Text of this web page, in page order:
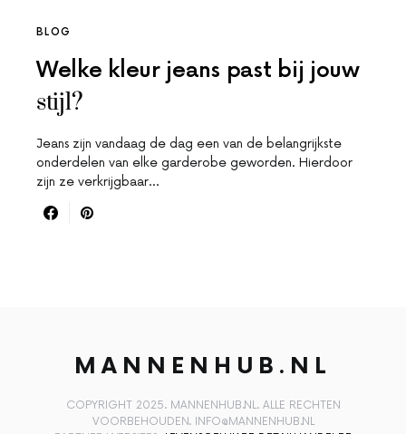
BLOG
Welke kleur jeans past bij jouw
stijl?
Jeans zijn vandaag de dag een van de belangrijkste
onderdelen van elke garderobe geworden. Hierdoor
zijn ze verkrijgbaar…
MANNENHUB.NL
COPYRIGHT 2025. MANNENHUB.NL. ALLE RECHTEN
VOORBEHOUDEN. INFO@MANNENHUB.NL